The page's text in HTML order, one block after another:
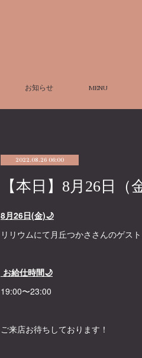
お知らせ MENU
2022.08.26 06:00
【本日】8月26日
8月26日(金)🌙
リリウムにて月丘つかささんのゲス
お給仕時間🌙
19:00〜23:00
ご来店お待ちしております！